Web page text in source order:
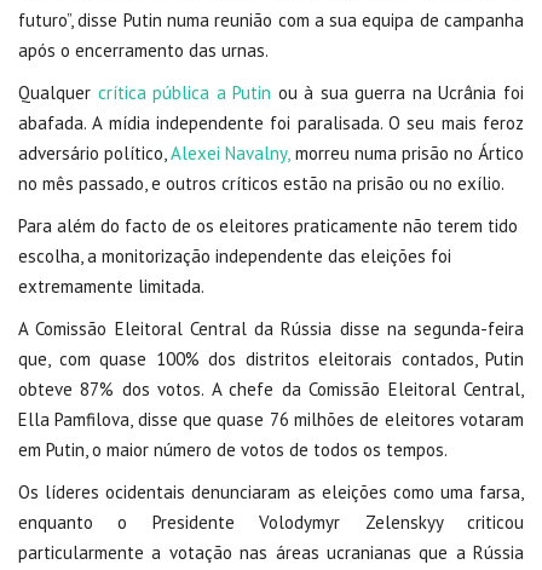
futuro”, disse Putin numa reunião com a sua equipa de campanha
após o encerramento das urnas.
Qualquer crítica pública a Putin ou à sua guerra na Ucrânia foi
abafada. A mídia independente foi paralisada. O seu mais feroz
adversário político,Alexei Navalny,morreu numa prisão no Ártico
no mês passado, e outros críticos estão na prisão ou no exílio.
Para além do facto de os eleitores praticamente não terem tido
escolha, a monitorização independente das eleições foi
extremamente limitada.
A Comissão Eleitoral Central da Rússia disse na segunda-feira
que, com quase 100% dos distritos eleitorais contados, Putin
obteve 87% dos votos. A chefe da Comissão Eleitoral Central,
Ella Pamfilova, disse que quase 76 milhões de eleitores votaram
em Putin, o maior número de votos de todos os tempos.
Os líderes ocidentais denunciaram as eleições como uma farsa,
enquanto o Presidente Volodymyr Zelenskyy criticou
particularmente a votação nas áreas ucranianas que a Rússia